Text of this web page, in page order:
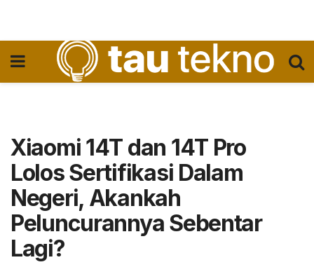
Xiaomi 14T dan 14T Pro
Lolos Sertifikasi Dalam
Negeri, Akankah
Peluncurannya Sebentar
Lagi?